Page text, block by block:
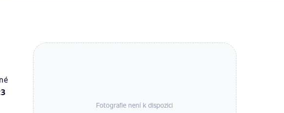
Fotografie není k dispozici